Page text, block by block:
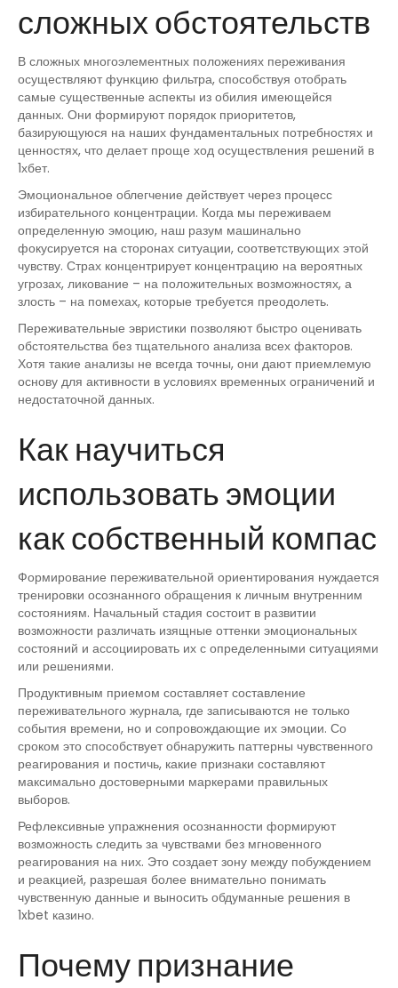
сложных обстоятельств
В сложных многоэлементных положениях переживания
осуществляют функцию фильтра, способствуя отобрать
самые существенные аспекты из обилия имеющейся
данных. Они формируют порядок приоритетов,
базирующуюся на наших фундаментальных потребностях и
ценностях, что делает проще ход осуществления решений в
1хбет.
Эмоциональное облегчение действует через процесс
избирательного концентрации. Когда мы переживаем
определенную эмоцию, наш разум машинально
фокусируется на сторонах ситуации, соответствующих этой
чувству. Страх концентрирует концентрацию на вероятных
угрозах, ликование – на положительных возможностях, а
злость – на помехах, которые требуется преодолеть.
Переживательные эвристики позволяют быстро оценивать
обстоятельства без тщательного анализа всех факторов.
Хотя такие анализы не всегда точны, они дают приемлемую
основу для активности в условиях временных ограничений и
недостаточной данных.
Как научиться
использовать эмоции
как собственный компас
Формирование переживательной ориентирования нуждается
тренировки осознанного обращения к личным внутренним
состояниям. Начальный стадия состоит в развитии
возможности различать изящные оттенки эмоциональных
состояний и ассоциировать их с определенными ситуациями
или решениями.
Продуктивным приемом составляет составление
переживательного журнала, где записываются не только
события времени, но и сопровождающие их эмоции. Со
сроком это способствует обнаружить паттерны чувственного
реагирования и постичь, какие признаки составляют
максимально достоверными маркерами правильных
выборов.
Рефлексивные упражнения осознанности формируют
возможность следить за чувствами без мгновенного
реагирования на них. Это создает зону между побуждением
и реакцией, разрешая более внимательно понимать
чувственную данные и выносить обдуманные решения в
1xbet казино.
Почему признание